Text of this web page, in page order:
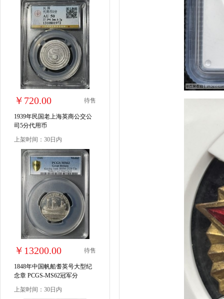
￥720.00 待售
1939年民国老上海英商公交公
司5分代用币
上架时间：30日内
￥13200.00 待售
1848年中国帆船耆英号大型纪
念章 PCGS-MS62冠军分
上架时间：30日内